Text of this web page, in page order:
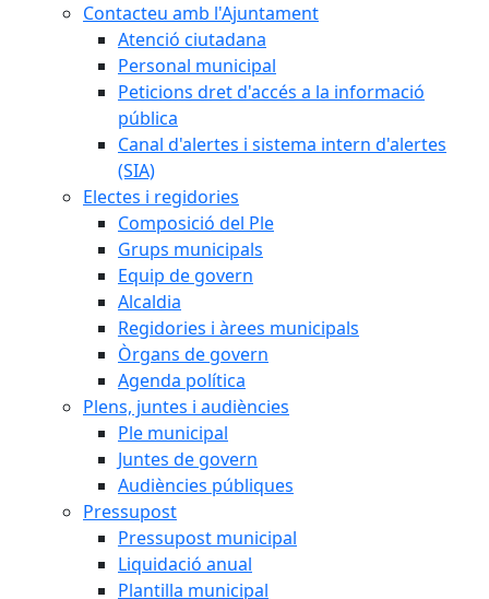
Contacteu amb l'Ajuntament
Atenció ciutadana
Personal municipal
Peticions dret d'accés a la informació
pública
Canal d'alertes i sistema intern d'alertes
(SIA)
Electes i regidories
Composició del Ple
Grups municipals
Equip de govern
Alcaldia
Regidories i àrees municipals
Òrgans de govern
Agenda política
Plens, juntes i audiències
Ple municipal
Juntes de govern
Audiències públiques
Pressupost
Pressupost municipal
Liquidació anual
Plantilla municipal